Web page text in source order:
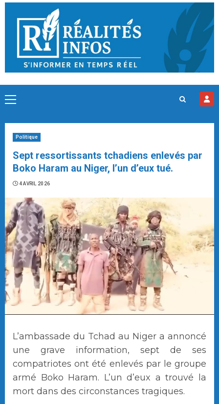
Skip
content
Primary
Politique
Sept ressortissants tchadiens enlevés par
Boko Haram au Niger, l’un d’eux tué.
4 AVRIL 2026
L’ambassade du Tchad au Niger a annoncé
une grave information, sept de ses
compatriotes ont été enlevés par le groupe
armé Boko Haram. L’un d’eux a trouvé la
mort dans des circonstances tragiques.